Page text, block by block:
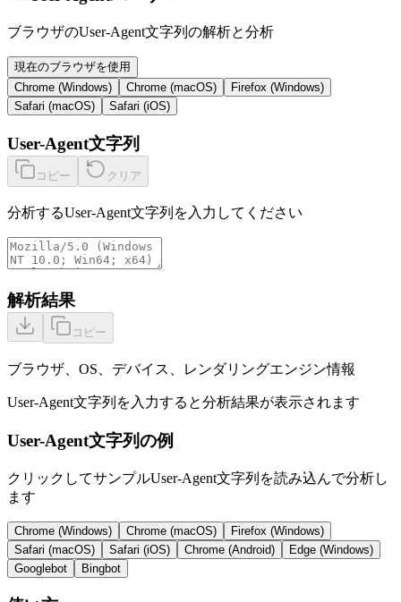
ブラウザのUser-Agent文字列の解析と分析
現在のブラウザを使用
Chrome (Windows)
Chrome (macOS)
Firefox (Windows)
Safari (macOS)
Safari (iOS)
User-Agent文字列
コピー クリア
分析するUser-Agent文字列を入力してください
解析結果
コピー
ブラウザ、OS、デバイス、レンダリングエンジン情報
User-Agent文字列を入力すると分析結果が表示されます
User-Agent文字列の例
クリックしてサンプルUser-Agent文字列を読み込んで分析し
ます
Chrome (Windows) Chrome (macOS)
Firefox (Windows)
Safari (macOS)
Safari (iOS) Chrome (Android)
Edge (Windows)
Googlebot
Bingbot